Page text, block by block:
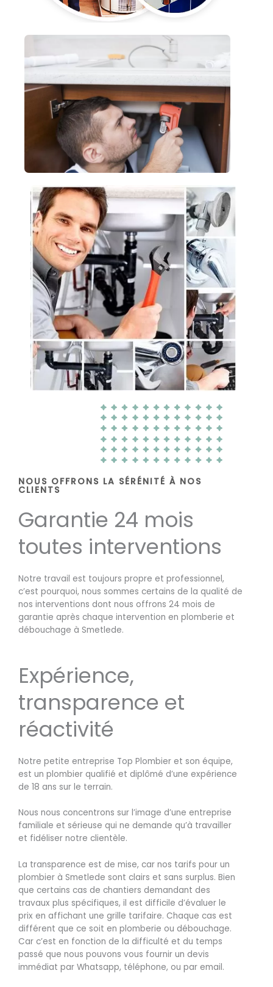
NOUS OFFRONS LA SÉRÉNITÉ À NOS
CLIENTS
Garantie 24 mois
toutes interventions
Notre travail est toujours propre et professionnel,
c’est pourquoi, nous sommes certains de la qualité de
nos interventions dont nous offrons 24 mois de
garantie après chaque intervention en plomberie et
débouchage à Smetlede.
Expérience,
transparence et
réactivité
Notre petite entreprise Top Plombier et son équipe,
est un plombier qualifié et diplômé d’une expérience
de 18 ans sur le terrain.
Nous nous concentrons sur l’image d’une entreprise
familiale et sérieuse qui ne demande qu’à travailler
et fidéliser notre clientèle.
La transparence est de mise, car nos tarifs pour un
plombier à Smetlede sont clairs et sans surplus. Bien
que certains cas de chantiers demandant des
travaux plus spécifiques, il est difficile d’évaluer le
prix en affichant une grille tarifaire. Chaque cas est
différent que ce soit en plomberie ou débouchage.
Car c’est en fonction de la difficulté et du temps
passé que nous pouvons vous fournir un devis
immédiat par Whatsapp, téléphone, ou par email.